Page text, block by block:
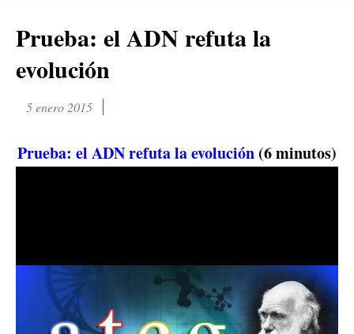
Prueba: el ADN refuta la
evolución
5 enero 2015
Prueba: el ADN refuta la evolución (6 minutos)